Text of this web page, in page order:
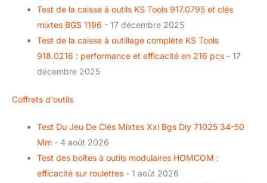
Test de la caisse à outils KS Tools 917.0795 et clés
mixtes BGS 1196 - 17 décembre 2025
Test de la caisse à outillage complète KS Tools
918.0216 : performance et efficacité en 216 pcs - 17
décembre 2025
Coffrets d'outils
Test Du Jeu De Clés Mixtes Xxl Bgs Diy 71025 34-50
Mm - 4 août 2026
Test des boîtes à outils modulaires HOMCOM :
efficacité sur roulettes - 1 août 2026